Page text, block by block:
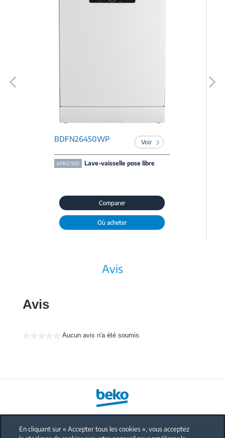
BDFN26450WP Voir
bPRO 500 Lave-vaisselle pose libre
Comparer
Où acheter
Avis
Avis
Aucun avis n'a été soumis.
En cliquant sur « Accepter tous les cookies », vous acceptez